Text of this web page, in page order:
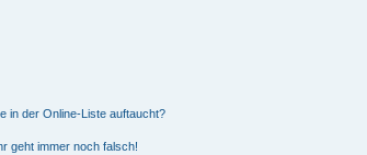
in der Online-Liste auftaucht?
geht immer noch falsch!